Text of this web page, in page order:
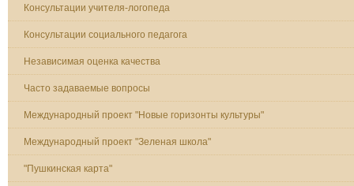
Консультации учителя-логопеда
Консультации социального педагога
Независимая оценка качества
Часто задаваемые вопросы
Международный проект "Новые горизонты культуры"
Международный проект "Зеленая школа"
"Пушкинская карта"